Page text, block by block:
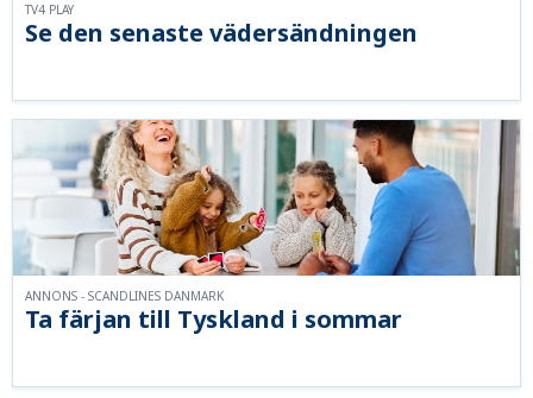
Se den senaste vädersändningen
TV4 PLAY
Ta färjan till Tyskland i sommar
ANNONS - SCANDLINES DANMARK